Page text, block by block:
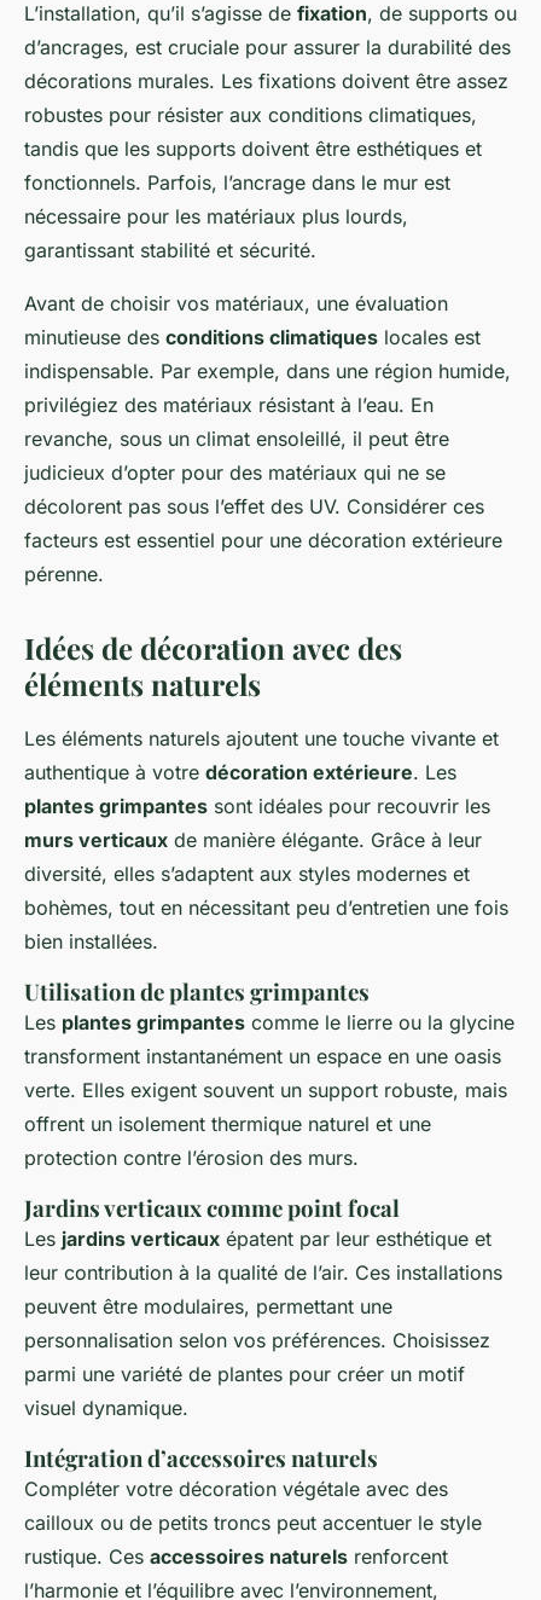
L’installation, qu’il s’agisse de fixation, de supports ou
d’ancrages, est cruciale pour assurer la durabilité des
décorations murales. Les fixations doivent être assez
robustes pour résister aux conditions climatiques,
tandis que les supports doivent être esthétiques et
fonctionnels. Parfois, l’ancrage dans le mur est
nécessaire pour les matériaux plus lourds,
garantissant stabilité et sécurité.
Avant de choisir vos matériaux, une évaluation
minutieuse des conditions climatiques locales est
indispensable. Par exemple, dans une région humide,
privilégiez des matériaux résistant à l’eau. En
revanche, sous un climat ensoleillé, il peut être
judicieux d’opter pour des matériaux qui ne se
décolorent pas sous l’effet des UV. Considérer ces
facteurs est essentiel pour une décoration extérieure
pérenne.
Idées de décoration avec des
éléments naturels
Les éléments naturels ajoutent une touche vivante et
authentique à votre décoration extérieure. Les
plantes grimpantes sont idéales pour recouvrir les
murs verticaux de manière élégante. Grâce à leur
diversité, elles s’adaptent aux styles modernes et
bohèmes, tout en nécessitant peu d’entretien une fois
bien installées.
Utilisation de plantes grimpantes
Les plantes grimpantes comme le lierre ou la glycine
transforment instantanément un espace en une oasis
verte. Elles exigent souvent un support robuste, mais
offrent un isolement thermique naturel et une
protection contre l’érosion des murs.
Jardins verticaux comme point focal
Les jardins verticaux épatent par leur esthétique et
leur contribution à la qualité de l’air. Ces installations
peuvent être modulaires, permettant une
personnalisation selon vos préférences. Choisissez
parmi une variété de plantes pour créer un motif
visuel dynamique.
Intégration d’accessoires naturels
Compléter votre décoration végétale avec des
cailloux ou de petits troncs peut accentuer le style
rustique. Ces accessoires naturels renforcent
l’harmonie et l’équilibre avec l’environnement,